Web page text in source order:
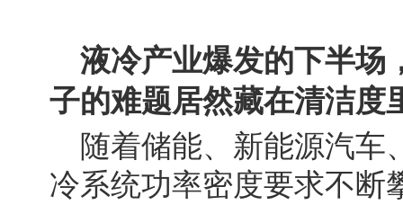
液冷产业爆发的下半场
子的难题居然藏在清洁度
随着储能、新能源汽车
冷系统功率密度要求不断